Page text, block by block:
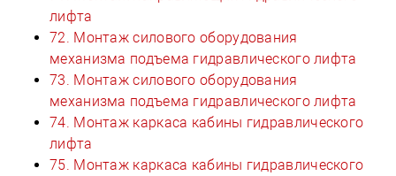
лифта
72. Монтаж силового оборудования
механизма подъема гидравлического лифта
73. Монтаж силового оборудования
механизма подъема гидравлического лифта
74. Монтаж каркаса кабины гидравлического
лифта
75. Монтаж каркаса кабины гидравлического